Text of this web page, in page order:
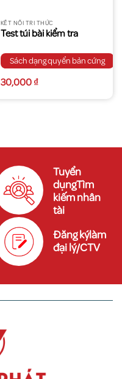
KẾT NỐI TRI THỨC
Test túi bài kiểm tra
Sách dạng quyển bản cứng
30,000₫
Tuyển
dụngTìm
kiếm nhân
tài
Đăng kýlàm
đại lý/CTV